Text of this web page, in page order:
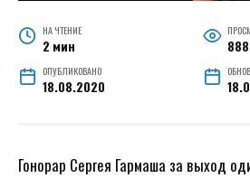
НА ЧТЕНИЕ
2 мин 888
ОПУБЛИКОВАНО
18.08.2020
Гонорар Сергея Гармаша за выход